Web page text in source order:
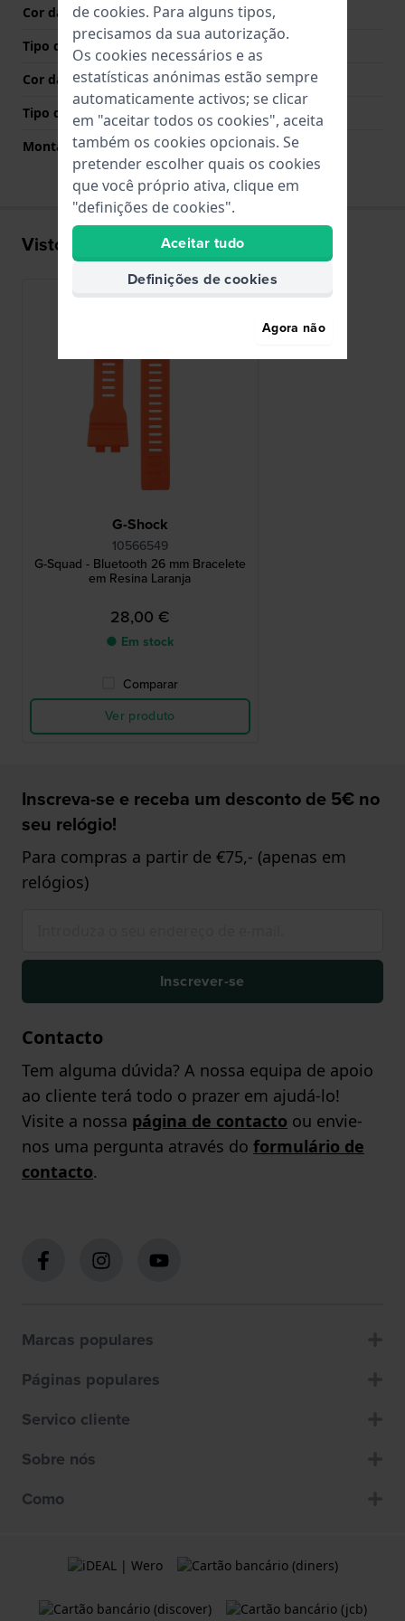
Cor da bracelete
Laranja
Tipo de Fecho
Fecho
Cor da fivela
Laranja
Tipo de montagem
Pinos de pressão
Montagem Reta
Não
Visto recentemente
G-Shock
10566549
G-Squad - Bluetooth 26 mm Bracelete
em Resina Laranja
28,00 €
● Em stock
Comparar
Ver produto
Inscreva-se e receba um desconto de 5€ no
seu relógio!
Para compras a partir de €75,- (apenas em
relógios)
Inscrever-se
Contacto
Tem alguma dúvida? A nossa equipa de apoio
ao cliente terá todo o prazer em ajudá-lo!
Visite a nossa página de contacto ou envie-
nos uma pergunta através do formulário de
contacto.
Marcas populares
Páginas populares
Servico cliente
Sobre nós
Como
de cookies. Para alguns tipos,
precisamos da sua autorização.
Os cookies necessários e as
estatísticas anónimas estão sempre
automaticamente activos; se clicar
em "aceitar todos os cookies", aceita
também os cookies opcionais. Se
pretender escolher quais os cookies
que você próprio ativa, clique em
"definições de cookies".
Aceitar tudo
Definições de cookies
Agora não